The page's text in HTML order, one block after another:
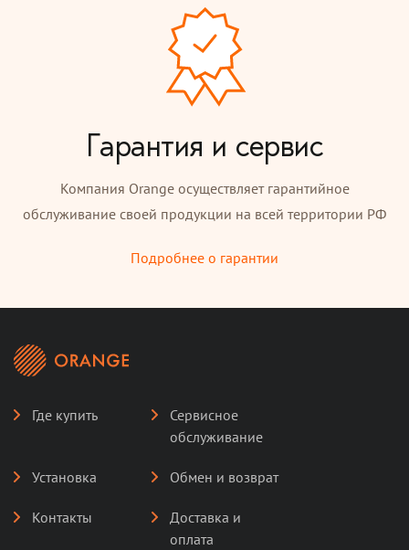
Гарантия и сервис
Компания Orange осуществляет гарантийное
обслуживание своей продукции на всей территории РФ
Подробнее о гарантии
Где купить
Сервисное
обслуживание
Установка Обмен и возврат
Контакты
Доставка и
оплата